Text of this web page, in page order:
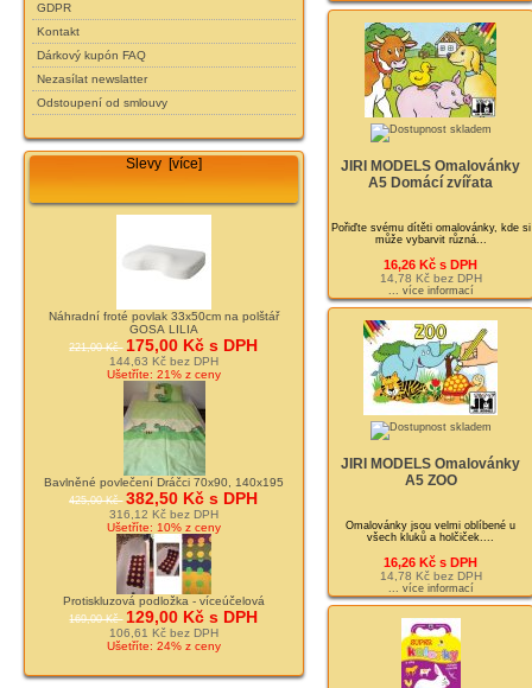
GDPR
Kontakt
Dárkový kupón FAQ
Nezasílat newslatter
Odstoupení od smlouvy
Slevy [více]
Náhradní froté povlak 33x50cm na polštář
GOSA LILIA
221,00 Kč 175,00 Kč s DPH
144,63 Kč bez DPH
Ušetříte: 21% z ceny
Bavlněné povlečení Dráčci 70x90, 140x195
425,00 Kč 382,50 Kč s DPH
316,12 Kč bez DPH
Ušetříte: 10% z ceny
Protiskluzová podložka - víceúčelová
169,00 Kč 129,00 Kč s DPH
106,61 Kč bez DPH
Ušetříte: 24% z ceny
JIRI MODELS Omalovánky
A5 Domácí zvířata
Pořiďte svému dítěti omalovánky, kde si
může vybarvit různá...
16,26 Kč s DPH
14,78 Kč bez DPH
... více informací
JIRI MODELS Omalovánky
A5 ZOO
Omalovánky jsou velmi oblíbené u
všech kluků a holčiček....
16,26 Kč s DPH
14,78 Kč bez DPH
... více informací